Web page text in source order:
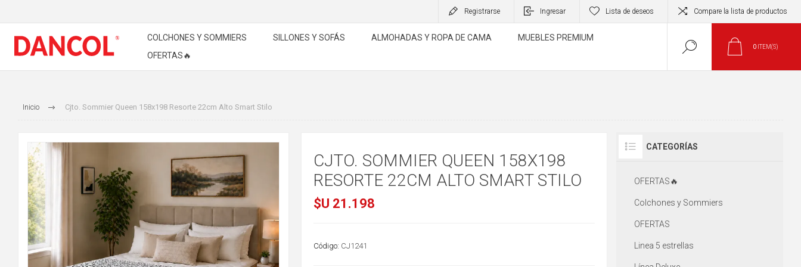
Registrarse Ingresar Lista de deseos Compare la lista de productos
COLCHONES Y SOMMIERS SILLONES Y SOFÁS ALMOHADAS Y ROPA DE CAMA
MUEBLES PREMIUM
OFERTAS🔥
0 ITEM(S)
Inicio Cjto. Sommier Queen 158x198 Resorte 22cm Alto Smart Stilo
CJTO. SOMMIER QUEEN 158X198
RESORTE 22CM ALTO SMART STILO
$U 21.198
Código: CJ1241
CATEGORÍAS
OFERTAS🔥
Colchones y Sommiers
OFERTAS
Linea 5 estrellas